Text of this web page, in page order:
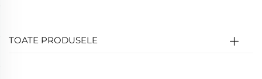
TOATE PRODUSELE